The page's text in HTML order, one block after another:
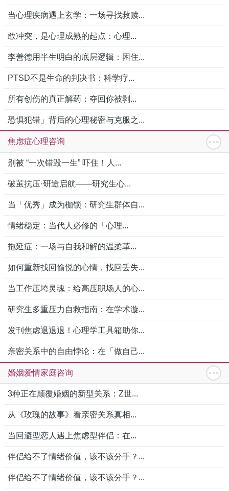
当心理疾病遇上玄学：一场寻找救赎...
敢冲突，是心理成熟的起点：心理...
李善德用半生明白的底层逻辑：困住...
PTSD不是生命的判决书：科学疗...
所有创伤的真正解药：夺回你被剥...
恐惧犯错」背后的心理秘密与克服之...
焦虑症心理咨询
别被 “一次错毁一生” 吓住！人...
破茧抗压·研途启航——研究生心...
当「优秀」成为枷锁：研究生群体自...
情绪稳定：当代人必修的「心理...
拖延症：一场与自我和解的温柔革...
如何重新找回愉悦的心情，找回丢失...
当工作压垮灵魂：给高压职场人的心...
研究生多重压力自救指南：在学术漩...
发刊焦虑退退退！心理学工具箱助你...
亲密关系中的自由悖论：在「做自己...
婚姻爱情家庭咨询
3种正在颠覆婚姻的新型关系：Z世...
从《玫瑰的故事》看亲密关系真相...
当回避型恋人遇上焦虑型伴侣：在...
伴侣给不了情绪价值，该不该分手？...
伴侣给不了情绪价值，该不该分手？...